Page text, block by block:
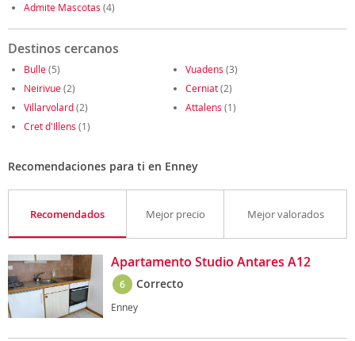
Admite Mascotas (4)
Destinos cercanos
Bulle(5) Vuadens (3)
Neirivue(2) Cerniat(2)
Villarvolard(2) Attalens (1)
Cret d'Illens (1)
Recomendaciones para ti en Enney
Recomendados Mejor precio Mejor valorados
Apartamento Studio Antares A12
6 Correcto
Enney